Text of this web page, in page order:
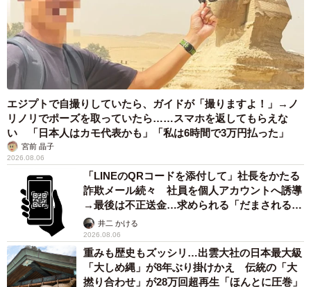
エジプトで自撮りしていたら、ガイドが「撮りますよ！」→ノ
リノリでポーズを取っていたら……スマホを返してもらえな
い 「日本人はカモ代表かも」「私は6時間で3万円払った」
宮前 晶子
2026.08.06
「LINEのQRコードを添付して」社長をかたる
詐欺メール続々 社員を個人アカウントへ誘導
→最後は不正送金…求められる「だまされる前
提」の対策
井二 かける
2026.08.06
重みも歴史もズッシリ…出雲大社の日本最大級
「大しめ縄」が8年ぶり掛けかえ 伝統の「大
撚り合わせ」が28万回超再生「ほんとに圧巻」